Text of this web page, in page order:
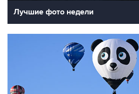
Лучшие фото недели